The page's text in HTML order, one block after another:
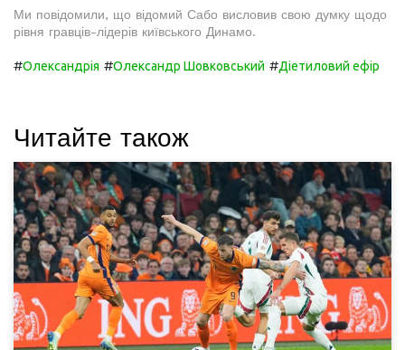
Ми повідомили, що відомий Сабо висловив свою думку щодо
рівня гравців-лідерів київського Динамо.
#Олександрія #Олександр Шовковський #Діетиловий ефір
Читайте також